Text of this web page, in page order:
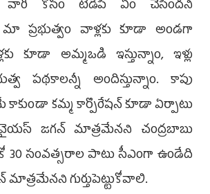
వారి కోసం టీడీపీ ఏం చేసిందని
మా ప్రభుత్వం వాళ్లకు కూడా అండగా
కూడా అమ్మఒడి ఇస్తున్నాం, ఇళ్లు
పథకాలన్నీ అందిస్తున్నాం. కాపు
కమ్మ కార్పొరేషన్‌ కూడా ఏర్పాటు
వైయస్‌ జగన్‌ మాత్రమేనని చంద్రబాబు
30 సంవత్సరాల పాటు సీఎంగా ఉండేది
గుర్తుపెట్టుకోవాలి.